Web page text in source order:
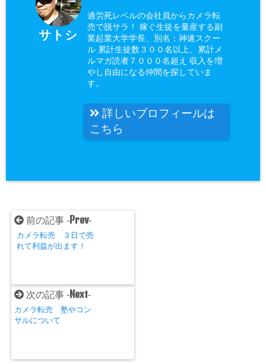
サトシ
過労死レベルの会社員からカメラ転
売で脱サラ！ 稼ぐ生徒を量産する副
業起業大学学長、別名：神速スクー
ル 累計生徒数３００名以上、累計メ
ルマガ読者７０００名超え 収入を増
やし自由になる仲間を探していま
す。
詳しいプロフィールは
こちら
前の記事 - Prev-
カメラ転売 ３日で売
れて利益が出ます！
次の記事 - Next-
カメラ転売 塾やコン
サルについて